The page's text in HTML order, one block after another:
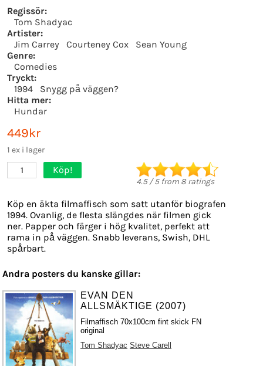
Regissör:
Tom Shadyac
Artister:
Jim Carrey
Courteney Cox
Sean Young
Genre:
Comedies
Tryckt:
1994
Snygg på väggen?
Hitta mer:
Hundar
449kr
1 ex i lager
1 Köp!
4.5/5from 8 ratings
Köp en äkta filmaffisch som satt utanför biografen
1994. Ovanlig, de flesta slängdes när filmen gick
ner. Papper och färger i hög kvalitet, perfekt att
rama in på väggen. Snabb leverans, Swish, DHL
spårbart.
Andra posters du kanske gillar:
EVAN DEN
ALLSMÄKTIGE (2007)
Filmaffisch 70x100cm fint skick FN
original
Tom Shadyac Steve Carell